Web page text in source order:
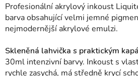
Profesionální akrylový inkoust
barva obsahující velmi jemné
nejmodernější akrylové emulzi.
Skleněná lahvička s praktickým
30ml intenzivní barvy. Inkoust s
rychle zasychá, má středně krycí